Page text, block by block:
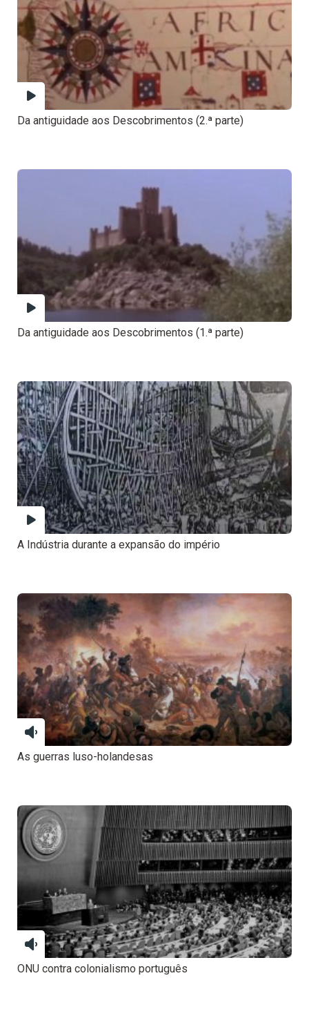
Da antiguidade aos Descobrimentos (2.ª parte)
Da antiguidade aos Descobrimentos (1.ª parte)
A Indústria durante a expansão do império
As guerras luso-holandesas
ONU contra colonialismo português